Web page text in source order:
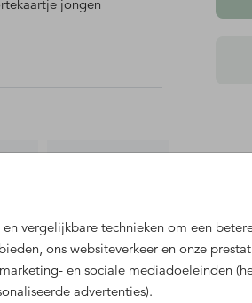
vergelijkbare technieken om een
ons websiteverkeer en onze
en sociale mediadoeleinden
advertenties).
jongen